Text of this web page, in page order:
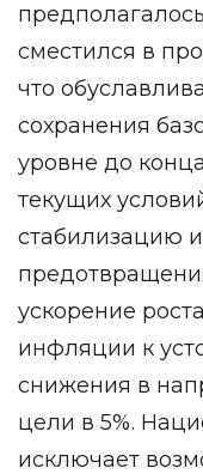
сместился в
что
сохранения
уровне до
текущих
стабилизацию
ускорение
инфляции к
снижения в
цели в 5%.
исключает